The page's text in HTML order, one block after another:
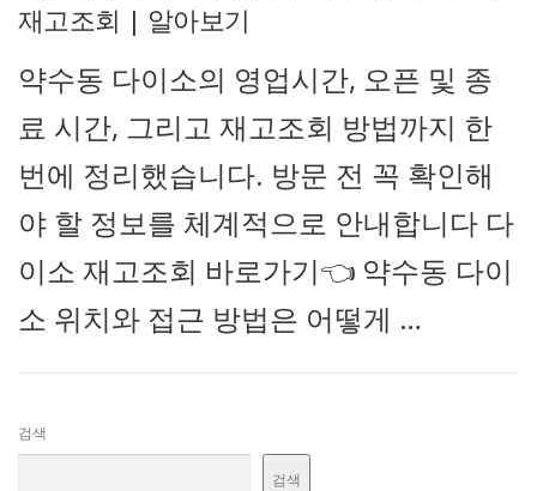
재고조회 | 알아보기
약수동 다이소의 영업시간, 오픈 및 종
료 시간, 그리고 재고조회 방법까지 한
번에 정리했습니다. 방문 전 꼭 확인해
야 할 정보를 체계적으로 안내합니다 다
이소 재고조회 바로가기👈 약수동 다이
소 위치와 접근 방법은 어떻게 …
검색
검색